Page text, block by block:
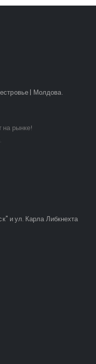
| Молдова.
на рынке!
и ул. Карла Либкнехта